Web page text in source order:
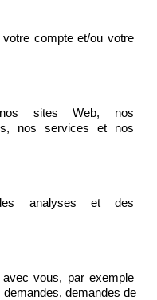
compte et/ou votre
sites Web, nos
nos services et nos
analyses et des
vous, par exemple
demandes, demandes de